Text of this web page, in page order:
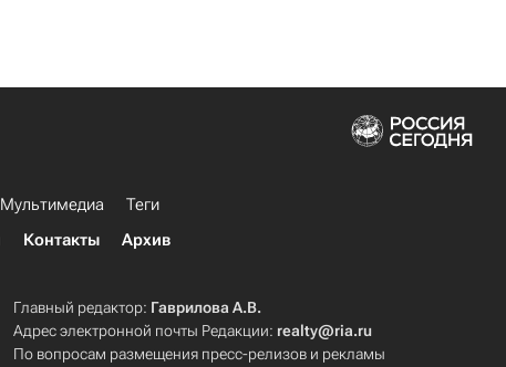
Мультимедиа
Теги
Контакты Архив
Главный редактор: Гаврилова А.В.
Адрес электронной почты Редакции: realty@ria.ru
По вопросам размещения пресс-релизов и рекламы